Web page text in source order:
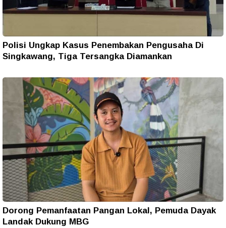
Polisi Ungkap Kasus Penembakan Pengusaha Di
Singkawang, Tiga Tersangka Diamankan
Dorong Pemanfaatan Pangan Lokal, Pemuda Dayak
Landak Dukung MBG